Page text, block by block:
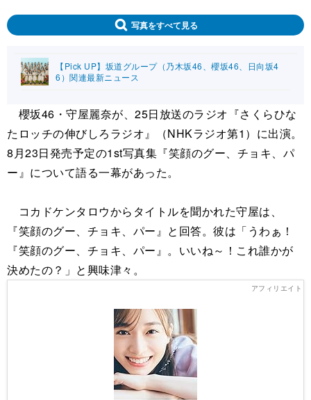
写真をすべて見る
【Pick UP】坂道グループ（乃木坂46、櫻坂46、日向坂4
6）関連最新ニュース
櫻坂46・守屋麗奈が、25日放送のラジオ『さくらひな
たロッチの伸びしろラジオ』（NHKラジオ第1）に出演。
8月23日発売予定の1st写真集『笑顔のグー、チョキ、パ
ー』について語る一幕があった。
コカドケンタロウからタイトルを聞かれた守屋は、
『笑顔のグー、チョキ、パー』と回答。彼は「うわぁ！
『笑顔のグー、チョキ、パー』。いいね～！これ誰かが
決めたの？」と興味津々。